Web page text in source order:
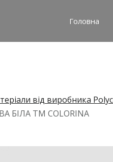
Головна
від виробника
БІЛА ТМ COLORINA